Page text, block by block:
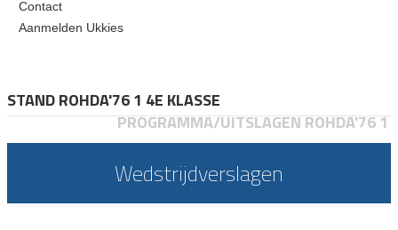
Contact
Aanmelden Ukkies
STAND ROHDA'76 1 4E KLASSE
PROGRAMMA/UITSLAGEN ROHDA'76 1
Wedstrijdverslagen